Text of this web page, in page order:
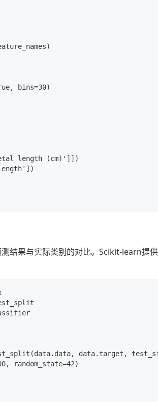
bins=30)
length (cm)']])
测结果与实际类别的对比。Scikit-learn
data.target,
random_state=42)